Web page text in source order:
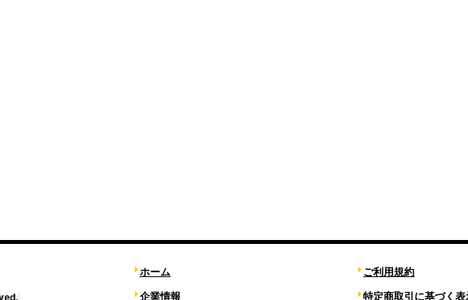
ホーム
企業情報
ご利用規約
特定商取引に基づく表